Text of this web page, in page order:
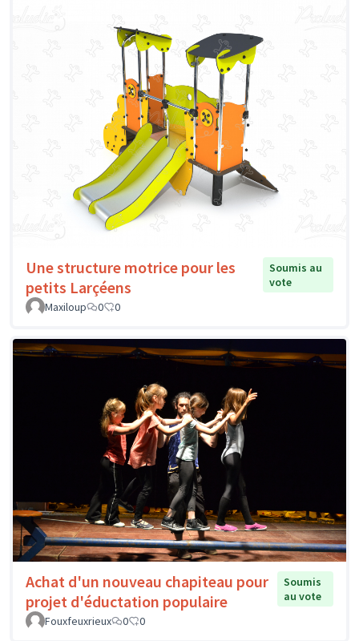
Une structure motrice pour les
petits Larçéens
Soumis au
vote
Maxiloup
0 0
Achat d'un nouveau chapiteau pour
projet d'éductation populaire
Soumis
au vote
Fouxfeuxrieux
0 0